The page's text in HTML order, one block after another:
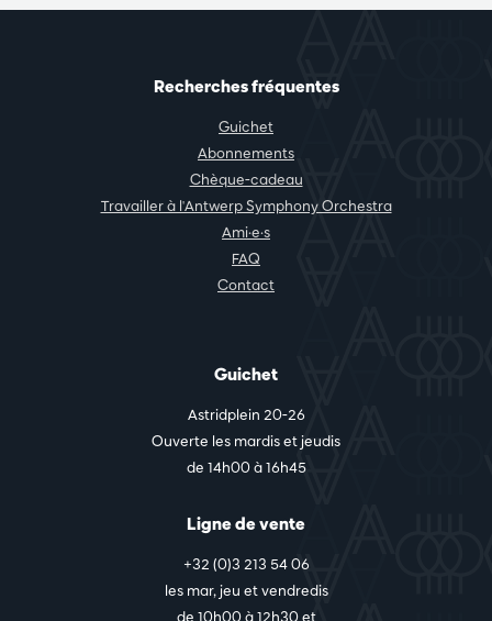
Recherches fréquentes
Guichet
Abonnements
Chèque-cadeau
Travailler à l'Antwerp Symphony Orchestra
Ami·e·s
FAQ
Contact
Guichet
Astridplein 20-26
Ouverte les mardis et jeudis
de 14h00 à 16h45
Ligne de vente
+32 (0)3 213 54 06
les mar, jeu et vendredis
de 10h00 à 12h30 et